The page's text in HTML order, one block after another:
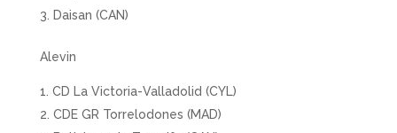
Daisan (CAN)
Alevin
CD La Victoria-Valladolid (CYL)
CDE GR Torrelodones (MAD)